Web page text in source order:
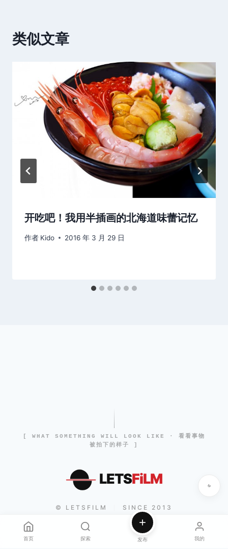
类似文章
开吃吧！我用半插画的北海道味蕾记忆
作者 Kido 2016 年 3 月 29 日
[ WHAT SOMETHING WILL LOOK LIKE · 看看事物
被拍下的样子 ]
LETSFiLM
© LETSFILM SINCE 2013
首页 探索 发布 我的